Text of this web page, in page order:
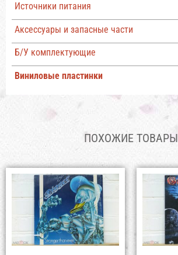
Источники питания
Аксессуары и запасные части
Б/У комплектующие
Виниловые пластинки
ПОХОЖИЕ ТОВАРЫ